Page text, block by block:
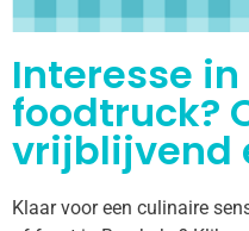
Interesse in
foodtruck?
vrijblijvend
Klaar voor een culinaire